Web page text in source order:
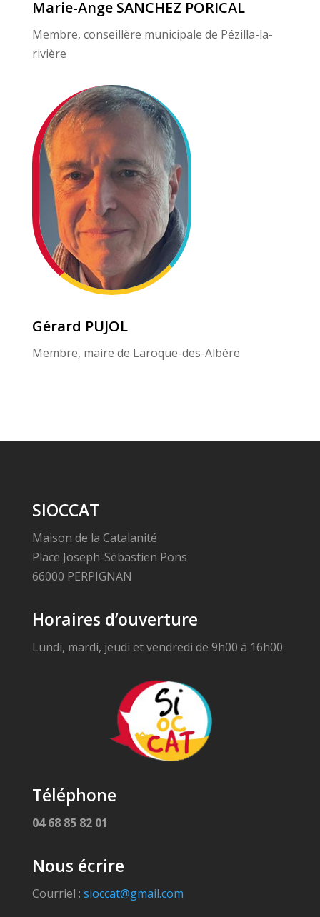
Marie-Ange SANCHEZ PORICAL
Membre, conseillère municipale de Pézilla-la-
rivière
Gérard PUJOL
Membre, maire de Laroque-des-Albère
SIOCCAT
Maison de la Catalanité
Place Joseph-Sébastien Pons
66000 PERPIGNAN
Horaires d’ouverture
Lundi, mardi, jeudi et vendredi de 9h00 à 16h00
Téléphone
04 68 85 82 01
Nous écrire
Courriel : sioccat@gmail.com